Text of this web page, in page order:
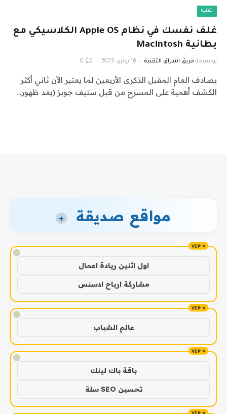
تقنية
غلف نفسك في نظام Apple OS الكلاسيكي مع
بطانية Macintosh
بواسطة فريق اشراق التقنية 16 يونيو، 2023 0
يصادف العام المقبل الذكرى الأربعين لما يعتبر الآن ثاني أكثر
الكشف أهمية على المسرح من قبل ستيف جوبز (بعد ظهور…
مواقع صديقة +
!
اول اثنين ريادة اعمال
مشاركة ارباح ادسنس
!
عالم الشباب
!
باقة باك لينك
تحسين SEO سلة